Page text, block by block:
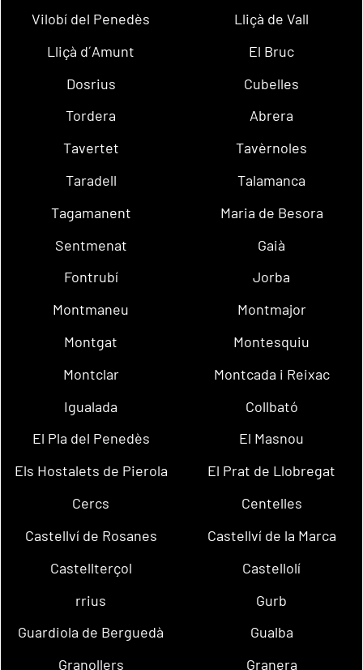
Vilobí del Penedès
Lliçà de Vall
Lliçà d´Amunt
El Bruc
Dosrius
Cubelles
Tordera
Abrera
Tavertet
Tavèrnoles
Taradell
Talamanca
Tagamanent
Maria de Besora
Sentmenat
Gaià
Fontrubí
Jorba
Montmaneu
Montmajor
Montgat
Montesquiu
Montclar
Montcada i Reixac
Igualada
Collbató
El Pla del Penedès
El Masnou
Els Hostalets de Pierola
El Prat de Llobregat
Cercs
Centelles
Castellví de Rosanes
Castellví de la Marca
Castellterçol
Castellolí
rrius
Gurb
Guardiola de Berguedà
Gualba
Granollers
Granera